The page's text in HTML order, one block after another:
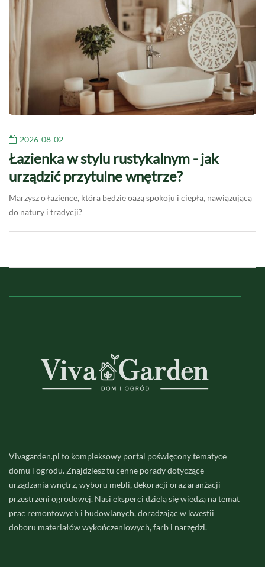
2026-08-02
Łazienka w stylu rustykalnym - jak
urządzić przytulne wnętrze?
Marzysz o łazience, która będzie oazą spokoju i ciepła, nawiązującą
do natury i tradycji?
Vivagarden.pl to kompleksowy portal poświęcony tematyce
domu i ogrodu. Znajdziesz tu cenne porady dotyczące
urządzania wnętrz, wyboru mebli, dekoracji oraz aranżacji
przestrzeni ogrodowej. Nasi eksperci dzielą się wiedzą na temat
prac remontowych i budowlanych, doradzając w kwestii
doboru materiałów wykończeniowych, farb i narzędzi.